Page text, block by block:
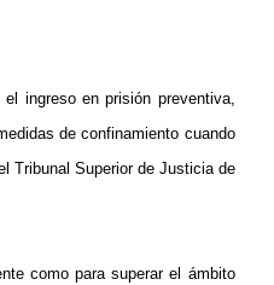
ingreso en prisión preventiva,
de confinamiento cuando
Tribunal Superior de Justicia de
como para superar el ámbito